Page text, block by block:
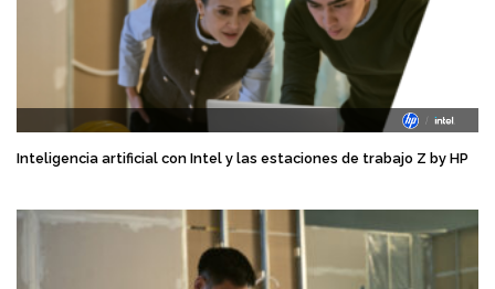
Inteligencia artificial con Intel y las estaciones de trabajo Z by HP